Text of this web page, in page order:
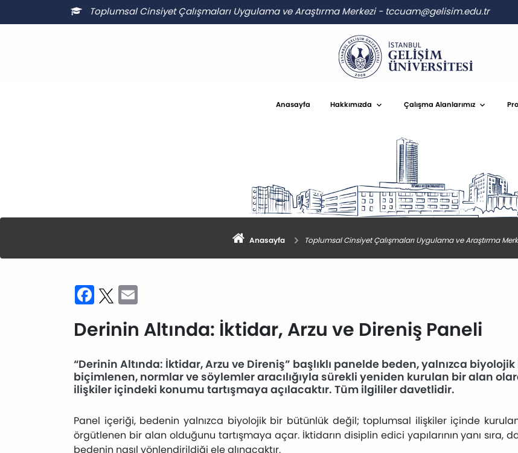
Toplumsal Cinsiyet Çalışmaları Uygulama ve Araştırma Merkezi- tccuam@gelisim.edu.tr
Anasayfa Hakkımızda Çalışma Alanlarımız
Anasayfa Toplumsal Cinsiyet Çalışmaları Uygulama ve Araştırma
Facebook
Twitter
Derinin Altında: İktidar, Arzu ve Direniş Paneli
“Derinin Altında: İktidar, Arzu ve Direniş” başlıklı panelde beden, yalnızca
biçimlenen, normlar ve söylemler aracılığıyla sürekli yeniden kurulan bir alan
ilişkiler içindeki konumu tartışmaya açılacaktır. Tüm ilgililer davetlidir.
Panel içeriği, bedenin yalnızca biyolojik bir bütünlük değil; toplumsal ilişkiler içinde
örgütlenen bir alan olduğunu tartışmaya açar. İktidarın disiplin edici yapılarının yanı sıra,
bedenin nasıl yönlendirildiği ele alınacaktır.